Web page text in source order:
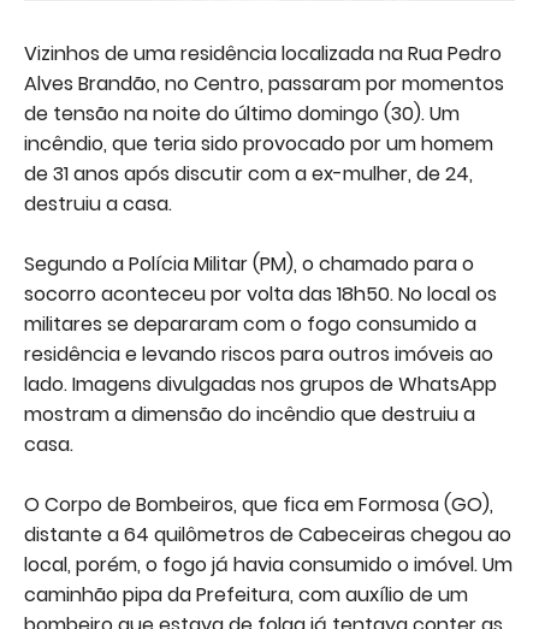
Vizinhos de uma residência localizada na Rua Pedro
Alves Brandão, no Centro, passaram por momentos
de tensão na noite do último domingo (30). Um
incêndio, que teria sido provocado por um homem
de 31 anos após discutir com a ex-mulher, de 24,
destruiu a casa.
Segundo a Polícia Militar (PM), o chamado para o
socorro aconteceu por volta das 18h50. No local os
militares se depararam com o fogo consumido a
residência e levando riscos para outros imóveis ao
lado. Imagens divulgadas nos grupos de WhatsApp
mostram a dimensão do incêndio que destruiu a
casa.
O Corpo de Bombeiros, que fica em Formosa (GO),
distante a 64 quilômetros de Cabeceiras chegou ao
local, porém, o fogo já havia consumido o imóvel. Um
caminhão pipa da Prefeitura, com auxílio de um